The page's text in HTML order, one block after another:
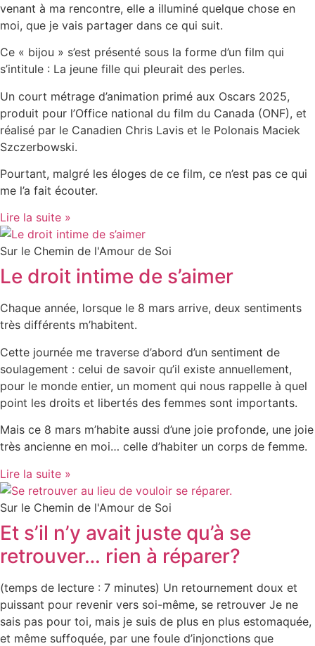
venant à ma rencontre, elle a illuminé quelque chose en
moi, que je vais partager dans ce qui suit.
Ce « bijou » s’est présenté sous la forme d’un film qui
s’intitule : La jeune fille qui pleurait des perles.
Un court métrage d’animation primé aux Oscars 2025,
produit pour l’Office national du film du Canada (ONF), et
réalisé par le Canadien Chris Lavis et le Polonais Maciek
Szczerbowski.
Pourtant, malgré les éloges de ce film, ce n’est pas ce qui
me l’a fait écouter.
Lire la suite »
Sur le Chemin de l'Amour de Soi
Le droit intime de s’aimer
Chaque année, lorsque le 8 mars arrive, deux sentiments
très différents m’habitent.
Cette journée me traverse d’abord d’un sentiment de
soulagement : celui de savoir qu’il existe annuellement,
pour le monde entier, un moment qui nous rappelle à quel
point les droits et libertés des femmes sont importants.
Mais ce 8 mars m’habite aussi d’une joie profonde, une joie
très ancienne en moi… celle d’habiter un corps de femme.
Lire la suite »
Sur le Chemin de l'Amour de Soi
Et s’il n’y avait juste qu’à se
retrouver… rien à réparer?
(temps de lecture : 7 minutes) Un retournement doux et
puissant pour revenir vers soi-même, se retrouver Je ne
sais pas pour toi, mais je suis de plus en plus estomaquée,
et même suffoquée, par une foule d’injonctions que